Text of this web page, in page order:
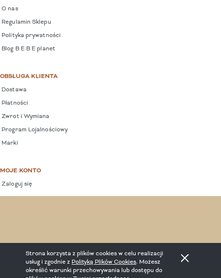
Strona korzysta z plików cookies w celu realizacji
usług i zgodnie z Polityką Plików Cookies. Możesz
określić warunki przechowywania lub dostępu do
O nas
Regulamin Sklepu
Polityka prywatności
Blog B E B E planet
OBSŁUGA KLIENTA
Dostawa
Płatności
Zwrot i Wymiana
Program Lojalnościowy
Marki
MOJE KONTO
Zaloguj się
COPYRIGHT © 2025 BEBEPLANET.